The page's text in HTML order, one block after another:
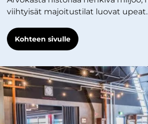
viihtyisät majoitustilat luovat
Kohteen sivulle